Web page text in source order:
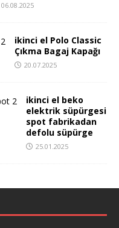
06.08.2025
ikinci el Polo Classic
Çıkma Bagaj Kapağı
20.07.2025
ikinci el beko
elektrik süpürgesi
spot fabrikadan
defolu süpürge
25.01.2025